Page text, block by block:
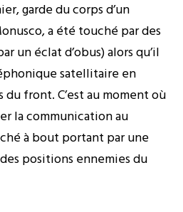
garde du corps d’un
a été touché par des
un éclat d’obus) alors qu’il
satellitaire en
front. C’est au moment où
la communication au
à bout portant par une
positions ennemies du